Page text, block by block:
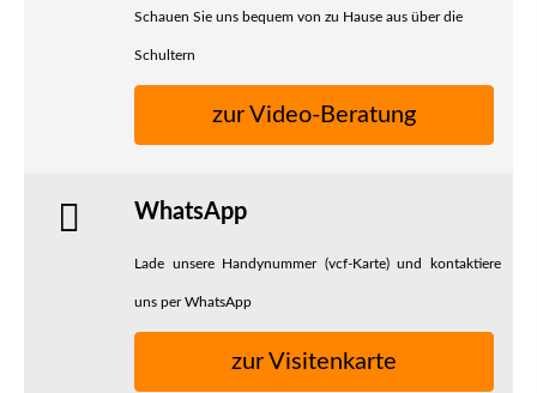
Schauen Sie uns bequem von zu Hause aus über die
Schultern
zur Video-Beratung
WhatsApp
Lade unsere Handynummer (vcf-Karte) und kontaktiere
uns per WhatsApp
zur Visitenkarte